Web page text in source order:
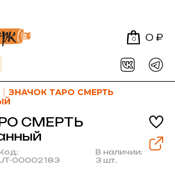
0 0 ₽
ЗНАЧОК ТАРО СМЕРТЬ
СМЕРТЬ
00002183
В наличии:
3 шт.